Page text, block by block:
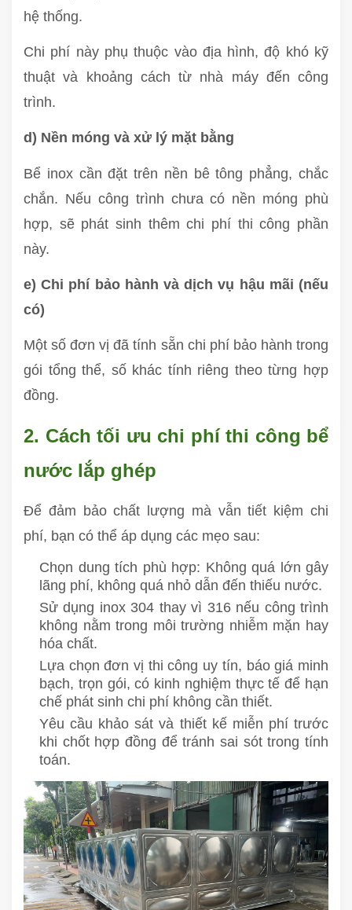
hệ thống.
Chi phí này phụ thuộc vào địa hình, độ khó kỹ
thuật và khoảng cách từ nhà máy đến công
trình.
d) Nền móng và xử lý mặt bằng
Bể inox cần đặt trên nền bê tông phẳng, chắc
chắn. Nếu công trình chưa có nền móng phù
hợp, sẽ phát sinh thêm chi phí thi công phần
này.
e) Chi phí bảo hành và dịch vụ hậu mãi (nếu
có)
Một số đơn vị đã tính sẵn chi phí bảo hành trong
gói tổng thể, số khác tính riêng theo từng hợp
đồng.
2. Cách tối ưu chi phí thi công bể
nước lắp ghép
Để đảm bảo chất lượng mà vẫn tiết kiệm chi
phí, bạn có thể áp dụng các mẹo sau:
Chọn dung tích phù hợp: Không quá lớn gây
lãng phí, không quá nhỏ dẫn đến thiếu nước.
Sử dụng inox 304 thay vì 316 nếu công trình
không nằm trong môi trường nhiễm mặn hay
hóa chất.
Lựa chọn đơn vị thi công uy tín, báo giá minh
bạch, trọn gói, có kinh nghiệm thực tế để hạn
chế phát sinh chi phí không cần thiết.
Yêu cầu khảo sát và thiết kế miễn phí trước
khi chốt hợp đồng để tránh sai sót trong tính
toán.